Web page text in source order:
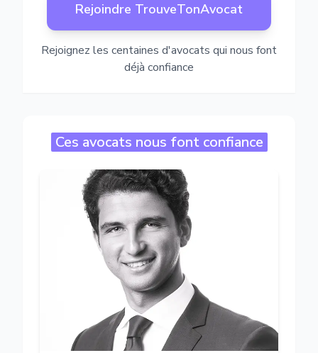
Rejoindre TrouveTonAvocat
Rejoignez les centaines d'avocats qui nous font
déjà confiance
Ces avocats nous font confiance